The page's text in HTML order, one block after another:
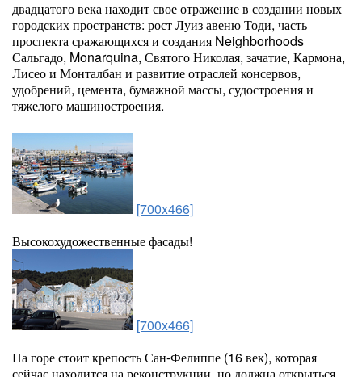
двадцатого века находит свое отражение в создании новых
городских пространств: рост Луиз авеню Тоди, часть
проспекта сражающихся и создания Neighborhoods
Сальгадо, Monarquina, Святого Николая, зачатие, Кармона,
Лисео и Монталбан и развитие отраслей консервов,
удобрений, цемента, бумажной массы, судостроения и
тяжелого машиностроения.
[700x466]
Высокохудожественные фасады!
[700x466]
На горе стоит крепость Сан-Фелиппе (16 век), которая